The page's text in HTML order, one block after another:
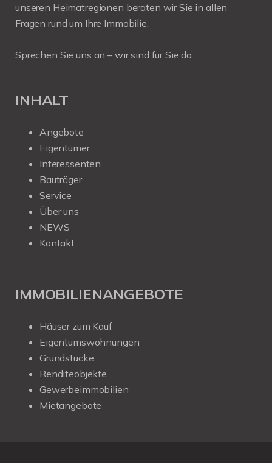
unseren Heimatregionen beraten wir Sie in allen
Fragen rund um Ihre Immobilie.
Sprechen Sie uns an – wir sind für Sie da.
INHALT
Angebote
Eigentümer
Interessenten
Bauträger
Service
Über uns
NEWS
Kontakt
IMMOBILIENANGEBOTE
Häuser zum Kauf
Eigentumswohnungen
Grundstücke
Renditeobjekte
Gewerbeimmobilien
Mietangebote